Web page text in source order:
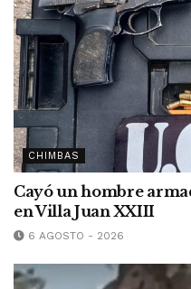
CHIMBAS
Cayó un hombre
en Villa Juan XXIII
6 AGOSTO - 2026